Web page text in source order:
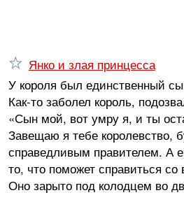
Янко и злая принцесса
У короля был единственный
Как-то заболел король,
«Сын мой, вот умру я, и ты
Завещаю я тебе королевство,
справедливым правителем. А
то, что поможет справиться
Оно зарыто под колодцем во